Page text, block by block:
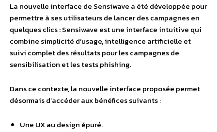
La nouvelle interface de Sensiwave a été développée pour
permettre à ses utilisateurs de lancer des campagnes en
quelques clics : Sensiwave est une interface intuitive qui
combine simplicité d’usage, intelligence artificielle et
suivi complet des résultats pour les campagnes de
sensibilisation et les tests phishing.
Dans ce contexte, la nouvelle interface proposée permet
désormais d’accéder aux bénéfices suivants :
Une UX au design épuré.